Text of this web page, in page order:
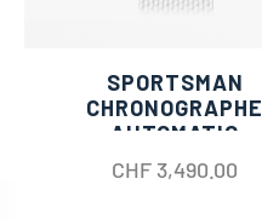
SPORTSMAN
CHRONOGRAPHE
AUTOMATIC
CHF 3,490.00